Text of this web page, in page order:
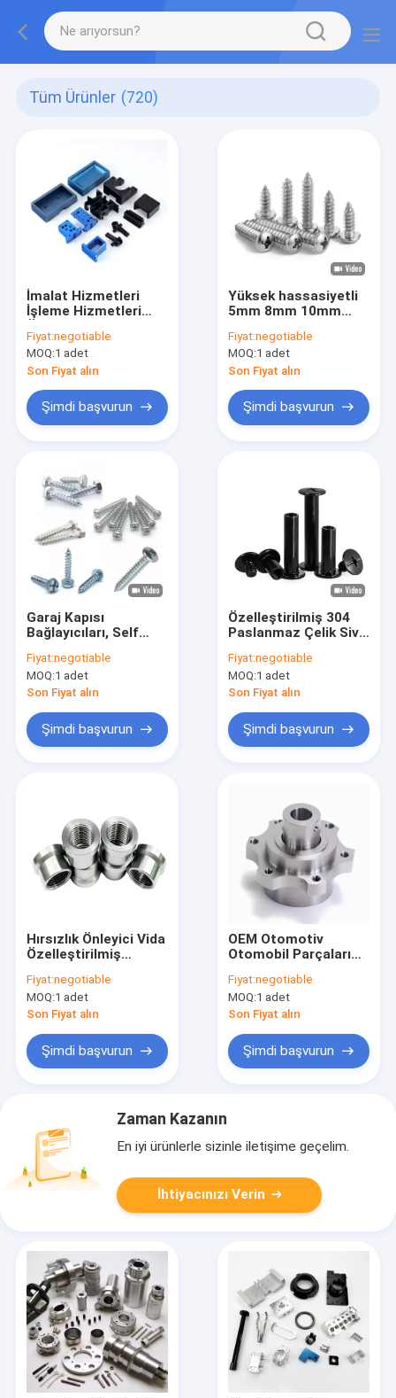
Tüm Ürünler (720)
İmalat Hizmetleri
İşleme Hizmetleri
Pirinç İşleme Parça
Cnc Parça Cnc
İşleme Merkezi
Hizmeti Çin Toptan
Cnc Parça İşleme
Hizmetleri
Fiyat:negotiable
MOQ:1 adet
Son Fiyat alın
Şimdi başvurun
Yüksek hassasiyetli
5mm 8mm 10mm
fıstık T5 T6 T8 T10
T12 Paslanmaz çelik
Trapezoidal vida
Bakır fıstıklı kurşun
vida
Fiyat:negotiable
MOQ:1 adet
Son Fiyat alın
Şimdi başvurun
Garaj Kapısı
Bağlayıcıları, Self
With Rubber Washer,
Track Bolts
Fiyat:negotiable
MOQ:1 adet
Son Fiyat alın
Şimdi başvurun
Özelleştirilmiş 304
Paslanmaz Çelik Sivri
M4 M5 M6 M8 DIN914
Konik Uçlu Grub
Vidası Başsız Altıgen
Fiyat:negotiable
MOQ:1 adet
Son Fiyat alın
Şimdi başvurun
Hırsızlık Önleyici Vida
Özelleştirilmiş
Paslanmaz Çelik
Gömme Başlı
Güvenlik Vidası CD
Dayanıklı Vidalar
Fiyat:negotiable
MOQ:1 adet
Son Fiyat alın
Şimdi başvurun
OEM Otomotiv
Otomobil Parçaları
Paslanmaz Çelik
Bakır CNC frezeleme
İşlenmiş Parçalar için
Servisi
Fiyat:negotiable
MOQ:1 adet
Son Fiyat alın
Şimdi başvurun
Zaman Kazanın
En iyi ürünlerle sizinle iletişime geçelim.
İhtiyacınızı Verin